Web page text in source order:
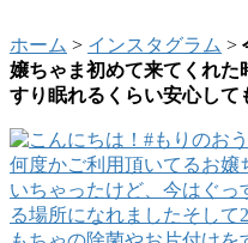
ホーム > インスタグラム >
嬢ちゃま初めて来てくれた
すり眠れるくらい安心して